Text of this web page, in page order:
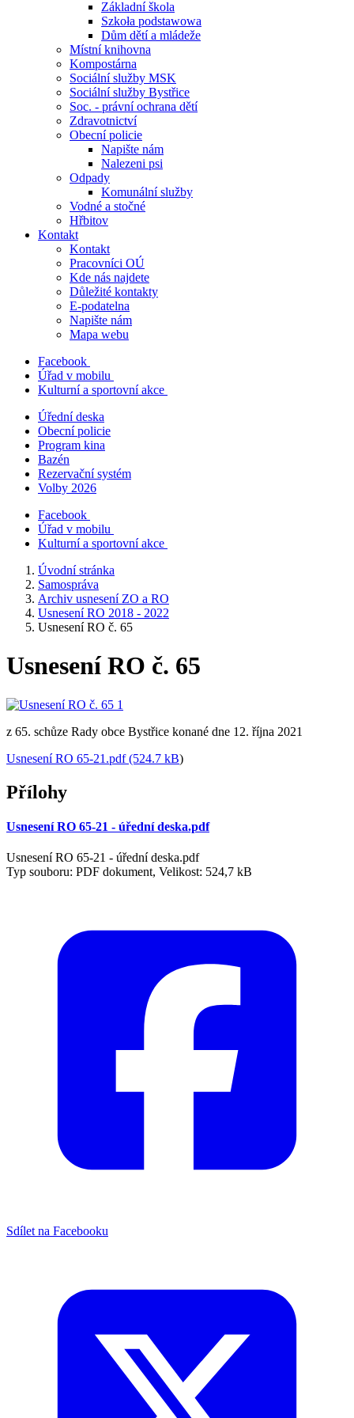
Základní škola
Szkoła podstawowa
Dům dětí a mládeže
Místní knihovna
Kompostárna
Sociální služby MSK
Sociální služby Bystřice
Soc. - právní ochrana dětí
Zdravotnictví
Obecní policie
Napište nám
Nalezeni psi
Odpady
Komunální služby
Vodné a stočné
Hřbitov
Kontakt
Kontakt
Pracovníci OÚ
Kde nás najdete
Důležité kontakty
E-podatelna
Napište nám
Mapa webu
Facebook
Úřad v mobilu
Kulturní a sportovní akce
Úřední deska
Obecní policie
Program kina
Bazén
Rezervační systém
Volby 2026
Facebook
Úřad v mobilu
Kulturní a sportovní akce
Úvodní stránka
Samospráva
Archiv usnesení ZO a RO
Usnesení RO 2018 - 2022
Usnesení RO č. 65
Usnesení RO č. 65
z 65. schůze Rady obce Bystřice konané dne 12. října 2021
Usnesení RO 65-21.pdf (524.7 kB)
Přílohy
Usnesení RO 65-21 - úřední deska.pdf
Usnesení RO 65-21 - úřední deska.pdf
Typ souboru: PDF dokument, Velikost: 524,7 kB
Sdílet na Facebooku